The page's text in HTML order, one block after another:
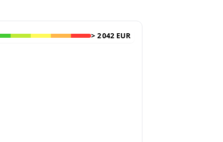
> 2 042 EUR